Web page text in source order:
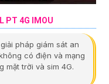
PT 4G IMOU
pháp giám sát an
có điện và mạng
mặt trời và sim 4G.